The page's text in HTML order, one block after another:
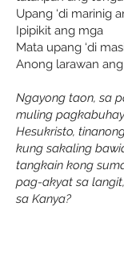
Upang ‘di marinig
Ipipikit ang mga
Mata upang ‘di
Anong larawan
Ngayong taon, sa
muling
Hesukristo,
kung sakaling
tangkain kong
pag-akyat sa
sa Kanya?